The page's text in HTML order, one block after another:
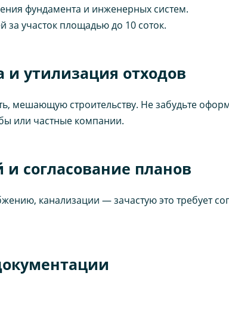
фундамента и инженерных систем.
за участок площадью до 10 соток.
и утилизация отходов
мешающую строительству. Не забудьте
или частные компании.
согласование планов
канализации — зачастую это требует